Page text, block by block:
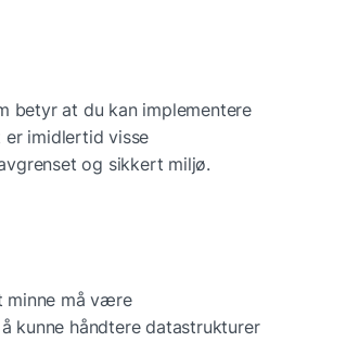
betyr at du kan implementere
er imidlertid visse
og sikkert miljø.
minne må være
kunne håndtere datastrukturer